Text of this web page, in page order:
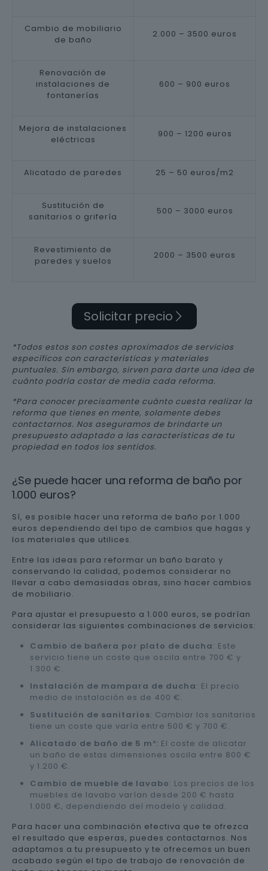
Cambio de mobiliario
de baño
2.000 – 3500 euros
Renovación de
instalaciones de
fontanerías
600 – 900 euros
Mejora de instalaciones
eléctricas
900 – 1200 euros
Alicatado de paredes 25 – 50 euros/m2
Sustitución de
sanitarios o grifería
500 – 3000 euros
Revestimiento de
paredes y suelos
2000 – 3500 euros
Solicitar precio
*Todos estos son costes aproximados de servicios
específicos con características y materiales
puntuales. Sin embargo, sirven para darte una idea de
cuánto podría costar de media cada reforma.
*Para conocer precisamente cuánto cuesta realizar la
reforma que tienes en mente, solamente debes
contactarnos. Nos aseguramos de brindarte un
presupuesto adaptado a las características de tu
propiedad en todos los sentidos.
¿Se puede hacer una reforma de baño por
1.000 euros?
Sí, es posible hacer una reforma de baño por 1.000
euros dependiendo del tipo de cambios que hagas y
los materiales que utilices.
Entre las ideas para reformar un baño barato y
conservando la calidad, podemos considerar no
llevar a cabo demasiadas obras, sino hacer cambios
de mobiliario.
Para ajustar el presupuesto a 1.000 euros, se podrían
considerar las siguientes combinaciones de servicios:
Cambio de bañera por plato de ducha: Este
servicio tiene un coste que oscila entre 700 € y
1.300 €.
Instalación de mampara de ducha: El precio
medio de instalación es de 400 €.
Sustitución de sanitarios: Cambiar los sanitarios
tiene un coste que varía entre 500 € y 700 €.
Alicatado de baño de 5 m²: El coste de alicatar
un baño de estas dimensiones oscila entre 800 €
y 1.200 €.
Cambio de mueble de lavabo: Los precios de los
muebles de lavabo varían desde 200 € hasta
1.000 €, dependiendo del modelo y calidad.
Para hacer una combinación efectiva que te ofrezca
el resultado que esperas, puedes contactarnos. Nos
adaptamos a tu presupuesto y te ofrecemos un buen
acabado según el tipo de trabajo de renovación de